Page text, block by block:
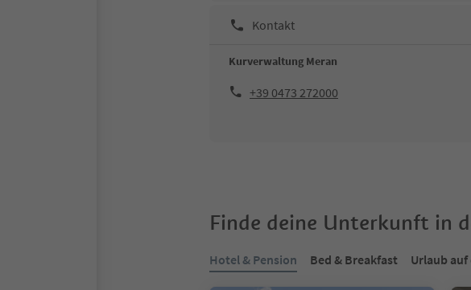
Kontakt
Kurverwaltung Meran
+39 0473 272000
Finde deine Unterkunft in
Hotel & Pension Bed & Breakfast Urlaub